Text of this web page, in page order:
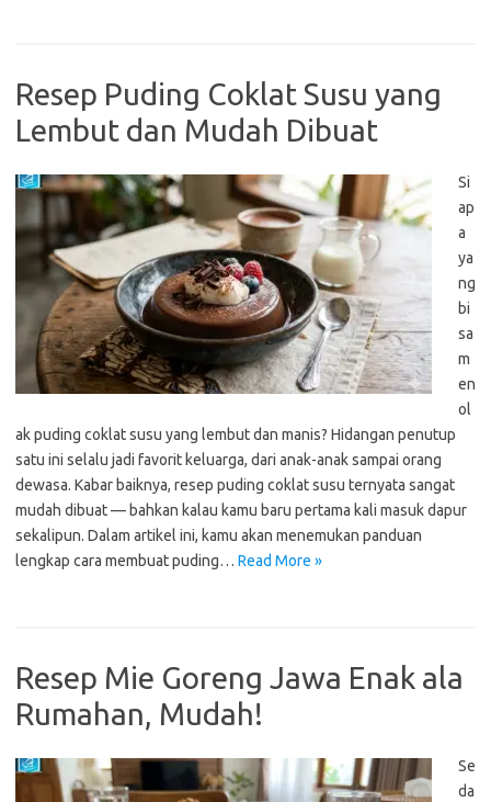
Resep Puding Coklat Susu yang
Lembut dan Mudah Dibuat
Si
ap
a
ya
ng
bi
sa
m
en
ol
ak puding coklat susu yang lembut dan manis? Hidangan penutup
satu ini selalu jadi favorit keluarga, dari anak-anak sampai orang
dewasa. Kabar baiknya, resep puding coklat susu ternyata sangat
mudah dibuat — bahkan kalau kamu baru pertama kali masuk dapur
sekalipun. Dalam artikel ini, kamu akan menemukan panduan
lengkap cara membuat puding… Read More »
Resep Mie Goreng Jawa Enak ala
Rumahan, Mudah!
Se
da